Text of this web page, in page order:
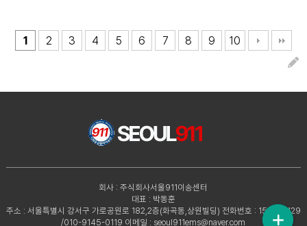
1 2 3 4 5 6 7 8 9 10
회사 : 주식회사서울911이송센터
대표 : 박동훈
주소 : 서울특별시 강서구 가로공원로 182,2층(화곡동,상원빌딩) 전화번호 : 1588-4129
/010-9145-0119 이메일 : seoul911ems@naver.com